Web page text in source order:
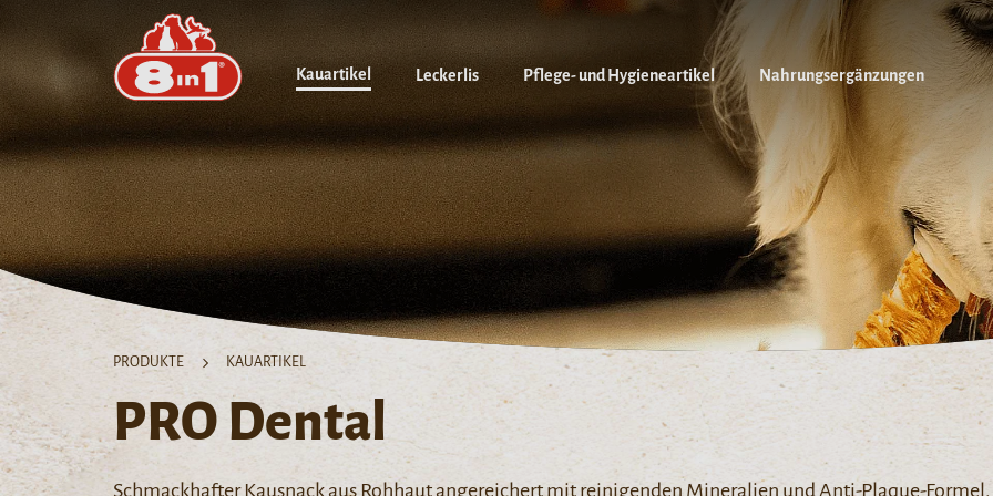
Kauartikel Leckerlis Pflege- und Hygieneartikel Nahrungsergänzungen
PRODUKTE KAUARTIKEL
PRO Dental
Schmackhafter Kausnack aus Rohhaut angereichert mit reinigenden Mineralien und Anti-Plaque-Formel.